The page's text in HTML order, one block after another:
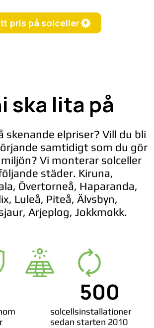
pris på solceller
ska lita på
skenande elpriser? Vill du bli
samtidigt som du gör
Vi monterar solceller
städer. Kiruna,
Övertorneå, Haparanda,
Luleå, Piteå, Älvsbyn,
Arjeplog, Jokkmokk.
500
solcellsinstallationer
sedan starten 2010